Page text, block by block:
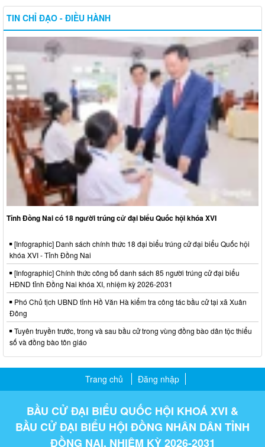
TIN CHỈ ĐẠO - ĐIỀU HÀNH
Tỉnh Đồng Nai có 18 người trúng cử đại biểu Quốc hội khóa XVI
[Infographic] Danh sách chính thức 18 đại biểu trúng cử đại biểu Quốc hội
khóa XVI - Tỉnh Đồng Nai
[Infographic] Chính thức công bố danh sách 85 người trúng cử đại biểu
HĐND tỉnh Đồng Nai khóa XI, nhiệm kỳ 2026-2031
Phó Chủ tịch UBND tỉnh Hồ Văn Hà kiểm tra công tác bầu cử tại xã Xuân
Đông
Tuyên truyền trước, trong và sau bầu cử trong vùng đồng bào dân tộc thiểu
số và đồng bào tôn giáo
Trang chủ Đăng nhập
BẦU CỬ ĐẠI BIỂU QUỐC HỘI KHOÁ XVI &
BẦU CỬ ĐẠI BIỂU HỘI ĐỒNG NHÂN DÂN TỈNH
ĐỒNG NAI, NHIỆM KỲ 2026-2031